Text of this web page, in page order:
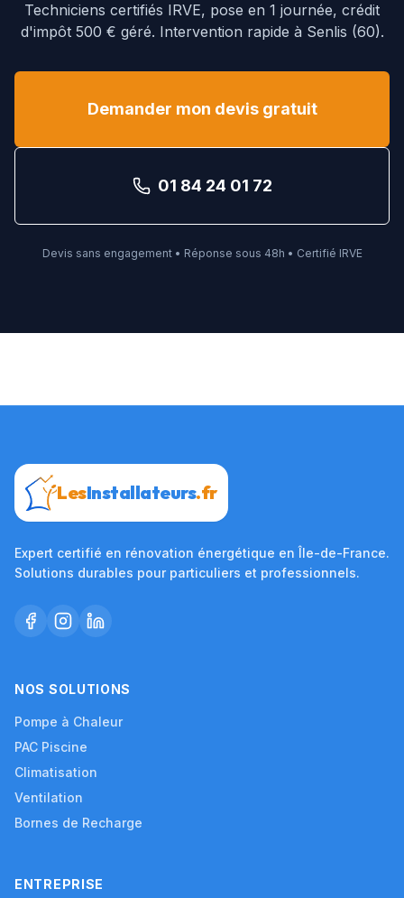
Techniciens certifiés IRVE, pose en 1 journée, crédit
d'impôt 500 € géré. Intervention rapide à Senlis (60).
Demander mon devis gratuit
01 84 24 01 72
Devis sans engagement • Réponse sous 48h • Certifié IRVE
LesInstallateurs.fr
Expert certifié en rénovation énergétique en Île-de-France.
Solutions durables pour particuliers et professionnels.
NOS SOLUTIONS
Pompe à Chaleur
PAC Piscine
Climatisation
Ventilation
Bornes de Recharge
ENTREPRISE